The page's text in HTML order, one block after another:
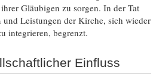
Gläubigen zu sorgen. In der Tat
Leistungen der Kirche, sich wieder
integrieren, begrenzt.
Einfluss